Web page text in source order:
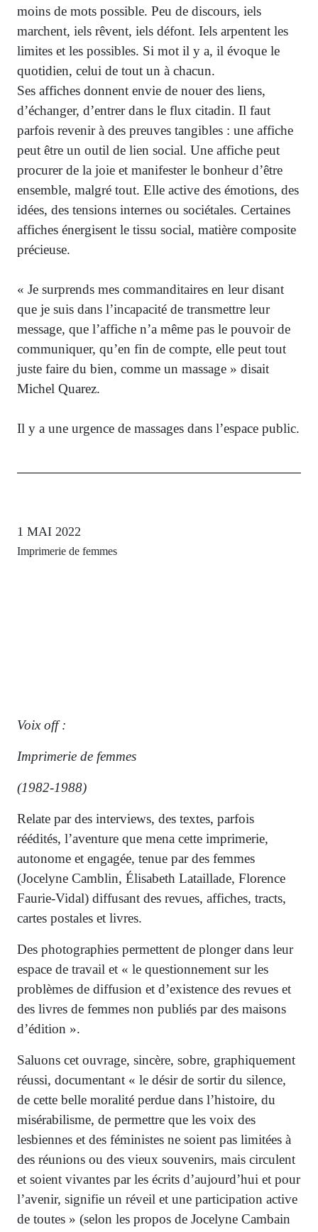
moins de mots possible. Peu de discours, iels
marchent, iels rêvent, iels défont. Iels arpentent les
limites et les possibles. Si mot il y a, il évoque le
quotidien, celui de tout un à chacun.
Ses affiches donnent envie de nouer des liens,
d’échanger, d’entrer dans le flux citadin. Il faut
parfois revenir à des preuves tangibles : une affiche
peut être un outil de lien social. Une affiche peut
procurer de la joie et manifester le bonheur d’être
ensemble, malgré tout. Elle active des émotions, des
idées, des tensions internes ou sociétales. Certaines
affiches énergisent le tissu social, matière composite
précieuse.
« Je surprends mes commanditaires en leur disant
que je suis dans l’incapacité de transmettre leur
message, que l’affiche n’a même pas le pouvoir de
communiquer, qu’en fin de compte, elle peut tout
juste faire du bien, comme un massage » disait
Michel Quarez.
Il y a une urgence de massages dans l’espace public.
1 MAI 2022
Imprimerie de femmes
Voix off :
Imprimerie de femmes
(1982-1988)
Relate par des interviews, des textes, parfois
réédités, l’aventure que mena cette imprimerie,
autonome et engagée, tenue par des femmes
(Jocelyne Camblin, Élisabeth Lataillade, Florence
Faurie-Vidal) diffusant des revues, affiches, tracts,
cartes postales et livres.
Des photographies permettent de plonger dans leur
espace de travail et « le questionnement sur les
problèmes de diffusion et d’existence des revues et
des livres de femmes non publiés par des maisons
d’édition ».
Saluons cet ouvrage, sincère, sobre, graphiquement
réussi, documentant « le désir de sortir du silence,
de cette belle moralité perdue dans l’histoire, du
misérabilisme, de permettre que les voix des
lesbiennes et des féministes ne soient pas limitées à
des réunions ou des vieux souvenirs, mais circulent
et soient vivantes par les écrits d’aujourd’hui et pour
l’avenir, signifie un réveil et une participation active
de toutes » (selon les propos de Jocelyne Cambain